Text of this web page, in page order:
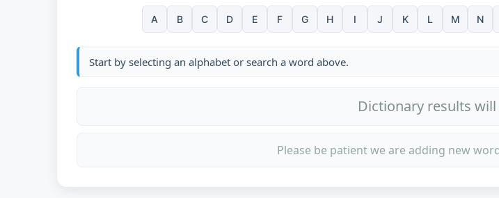
A B C D E F G H I J K L M N
Start by selecting an alphabet or search a word above.
Dictionary results
Please be patient we are adding new